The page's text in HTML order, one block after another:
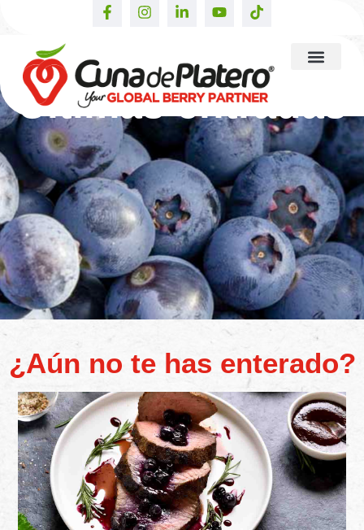
Últimas entradas
¿Aún no te has enterado?